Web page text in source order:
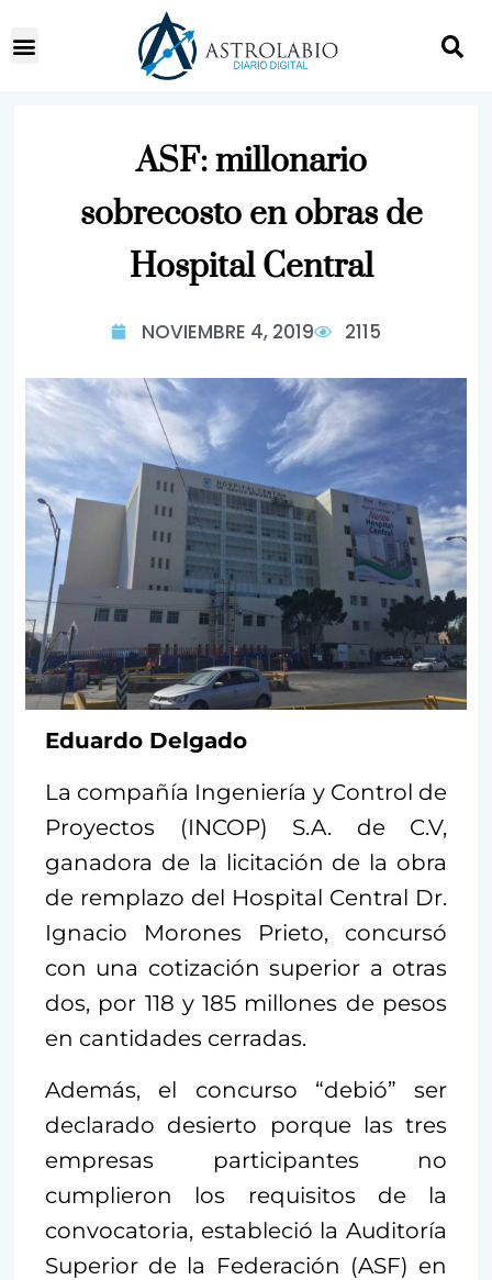
ASF: millonario
sobrecosto en obras de
Hospital Central
NOVIEMBRE 4, 2019 2115
Eduardo Delgado
La compañía Ingeniería y Control de
Proyectos (INCOP) S.A. de C.V,
ganadora de la licitación de la obra
de remplazo del Hospital Central Dr.
Ignacio Morones Prieto, concursó
con una cotización superior a otras
dos, por 118 y 185 millones de pesos
en cantidades cerradas.
Además, el concurso “debió” ser
declarado desierto porque las tres
empresas participantes no
cumplieron los requisitos de la
convocatoria, estableció la Auditoría
Superior de la Federación (ASF) en